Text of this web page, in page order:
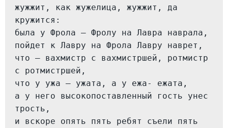
жужжит, как жужелица, жужжит, да
кружится:
была у Фрола — Фролу на Лавра наврала,
пойдет к Лавру на Фрола Лавру наврет,
что — вахмистр с вахмистршей, ротмистр
с ротмистршей,
что у ужа — ужата, а у ежа- ежата,
а у него высокопоставленный гость унес
трость,
и вскоре опять пять ребят съели пять